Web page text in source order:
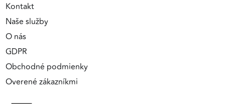
Kontakt
Naše služby
O nás
GDPR
Obchodné podmienky
Overené zákazníkmi